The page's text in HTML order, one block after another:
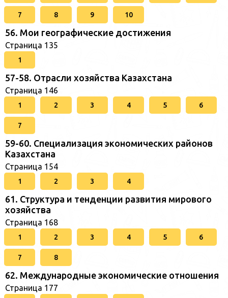
7 8 9 10
56. Мои географические достижения
Страница 135
1
57-58. Отрасли хозяйства Казахстана
Страница 146
1 2 3 4 5 6
7
59-60. Специализация экономических районов
Казахстана
Страница 154
1 2 3 4
61. Структура и тенденции развития мирового
хозяйства
Страница 168
1 2 3 4 5 6
7 8
62. Международные экономические отношения
Страница 177